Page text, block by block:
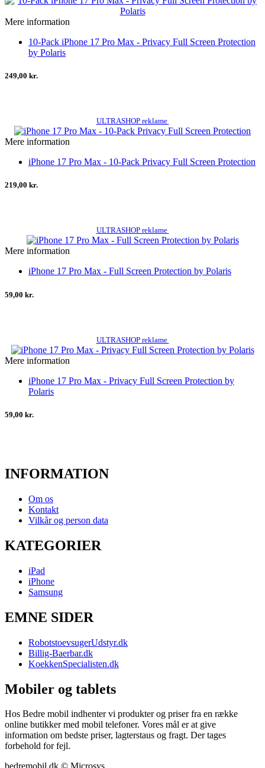
Mere information
10-Pack iPhone 17 Pro Max - Privacy Full Screen Protection
by Polaris
249,00 kr.
ULTRASHOP reklame
Mere information
iPhone 17 Pro Max - 10-Pack Privacy Full Screen Protection
219,00 kr.
ULTRASHOP reklame
Mere information
iPhone 17 Pro Max - Full Screen Protection by Polaris
59,00 kr.
ULTRASHOP reklame
Mere information
iPhone 17 Pro Max - Privacy Full Screen Protection by
Polaris
59,00 kr.
INFORMATION
Om os
Kontakt
Vilkår og person data
KATEGORIER
iPad
iPhone
Samsung
EMNE SIDER
RobotstoevsugerUdstyr.dk
Billig-Baerbar.dk
KoekkenSpecialisten.dk
Mobiler og tablets
Hos Bedre mobil indhenter vi produkter og priser fra en række
online butikker med mobil telefoner. Vores mål er at give
information om bedste priser, lagterstaus og fragt. Der tages
forbehold for fejl.